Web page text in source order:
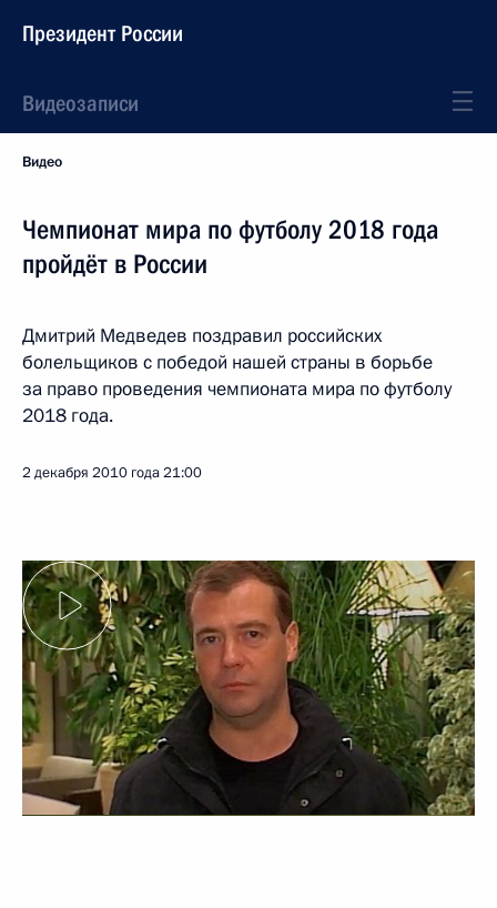
Президент России
Видеозаписи
Видео
Чемпионат мира по футболу 2018 года
пройдёт в России
Дмитрий Медведев поздравил российских
болельщиков с победой нашей страны в борьбе
за право проведения чемпионата мира по футболу
2018 года.
2 декабря 2010 года21:00